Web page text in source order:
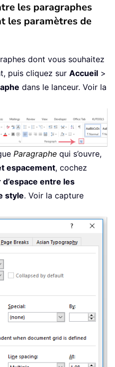
les paragraphes
les paramètres de
dont vous souhaitez
puis cliquez sur Accueil >
dans le lanceur. Voir la
Paragraphe qui s’ouvre,
espacement, cochez
entre les
style. Voir la capture